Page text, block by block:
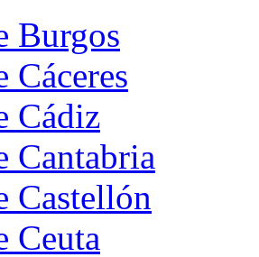
Burgos
Cáceres
Cádiz
Cantabria
Castellón
Ceuta